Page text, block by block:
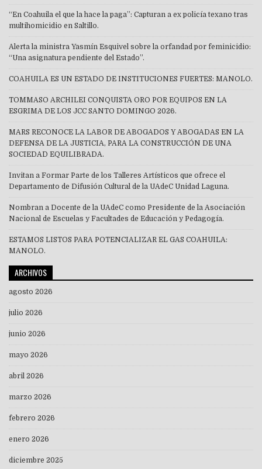
“En Coahuila el que la hace la paga”: Capturan a ex policía texano tras
multihomicidio en Saltillo.
Alerta la ministra Yasmín Esquivel sobre la orfandad por feminicidio:
“Una asignatura pendiente del Estado”.
COAHUILA ES UN ESTADO DE INSTITUCIONES FUERTES: MANOLO.
TOMMASO ARCHILEI CONQUISTA ORO POR EQUIPOS EN LA
ESGRIMA DE LOS JCC SANTO DOMINGO 2026.
MARS RECONOCE LA LABOR DE ABOGADOS Y ABOGADAS EN LA
DEFENSA DE LA JUSTICIA, PARA LA CONSTRUCCIÓN DE UNA
SOCIEDAD EQUILIBRADA.
Invitan a Formar Parte de los Talleres Artísticos que ofrece el
Departamento de Difusión Cultural de la UAdeC Unidad Laguna.
Nombran a Docente de la UAdeC como Presidente de la Asociación
Nacional de Escuelas y Facultades de Educación y Pedagogía.
ESTAMOS LISTOS PARA POTENCIALIZAR EL GAS COAHUILA:
MANOLO.
ARCHIVOS
agosto 2026
julio 2026
junio 2026
mayo 2026
abril 2026
marzo 2026
febrero 2026
enero 2026
diciembre 2025